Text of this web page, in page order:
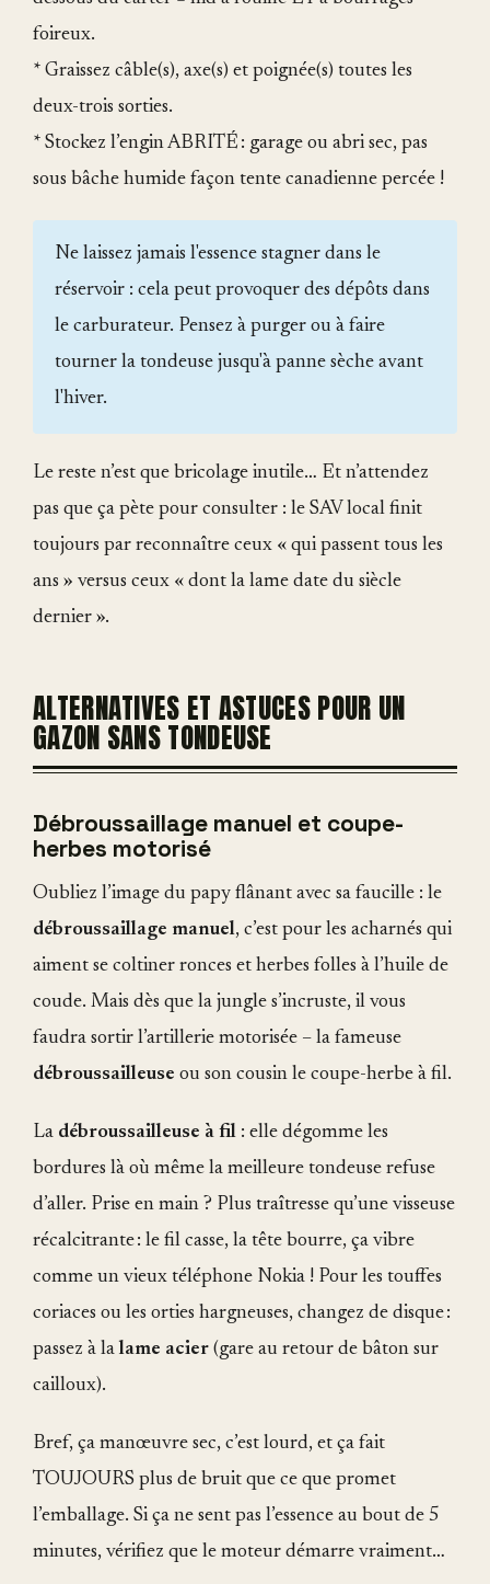
foireux.
* Graissez câble(s), axe(s) et poignée(s) toutes les
deux-trois sorties.
* Stockez l’engin ABRITÉ : garage ou abri sec, pas
sous bâche humide façon tente canadienne percée !
Ne laissez jamais l'essence stagner dans le
réservoir : cela peut provoquer des dépôts dans
le carburateur. Pensez à purger ou à faire
tourner la tondeuse jusqu'à panne sèche avant
l'hiver.
Le reste n’est que bricolage inutile… Et n’attendez
pas que ça pète pour consulter : le SAV local finit
toujours par reconnaître ceux « qui passent tous les
ans » versus ceux « dont la lame date du siècle
dernier ».
ALTERNATIVES ET ASTUCES POUR UN
GAZON SANS TONDEUSE
Débroussaillage manuel et coupe-
herbes motorisé
Oubliez l’image du papy flânant avec sa faucille : le
débroussaillage manuel, c’est pour les acharnés qui
aiment se coltiner ronces et herbes folles à l’huile de
coude. Mais dès que la jungle s’incruste, il vous
faudra sortir l’artillerie motorisée – la fameuse
débroussailleuse ou son cousin le coupe-herbe à fil.
La débroussailleuse à fil : elle dégomme les
bordures là où même la meilleure tondeuse refuse
d’aller. Prise en main ? Plus traîtresse qu’une visseuse
récalcitrante : le fil casse, la tête bourre, ça vibre
comme un vieux téléphone Nokia ! Pour les touffes
coriaces ou les orties hargneuses, changez de disque :
passez à la lame acier (gare au retour de bâton sur
cailloux).
Bref, ça manœuvre sec, c’est lourd, et ça fait
TOUJOURS plus de bruit que ce que promet
l’emballage. Si ça ne sent pas l’essence au bout de 5
minutes, vérifiez que le moteur démarre vraiment…